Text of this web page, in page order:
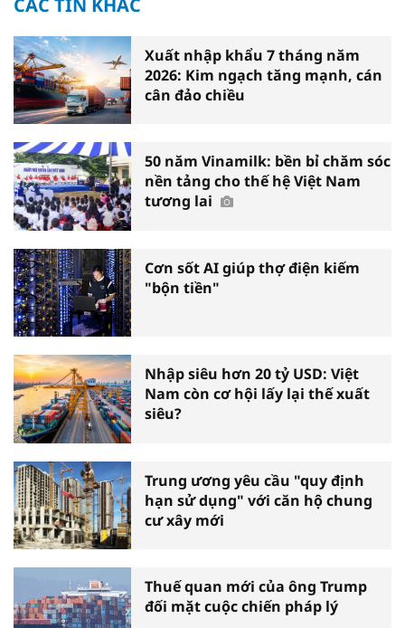
Xuất nhập khẩu 7 tháng năm
2026: Kim ngạch tăng mạnh, cán
cân đảo chiều
50 năm Vinamilk: bền bỉ chăm sóc
nền tảng cho thế hệ Việt Nam
tương lai
Cơn sốt AI giúp thợ điện kiếm
"bộn tiền"
Nhập siêu hơn 20 tỷ USD: Việt
Nam còn cơ hội lấy lại thế xuất
siêu?
Trung ương yêu cầu "quy định
hạn sử dụng" với căn hộ chung
cư xây mới
Thuế quan mới của ông Trump
đối mặt cuộc chiến pháp lý